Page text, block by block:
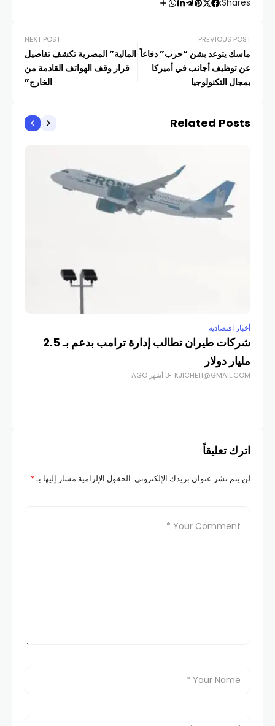
Shares:
PREVIOUS POST
ماسك يتوعد بشن “حرب” دفاعاً
عن توظيف أجانب في أميركا
بمجال التكنولوجيا
NEXT POST
المالية” المصرية تكشف تفاصيل
قرار وقف الهواتف القادمة من
الخارج”
Related Posts
أخبار اقتصادية
شركات طيران تطالب إدارة ترامب بدعم بـ 2.5
مليار دولار
KJICHE11@GMAIL.COM 3 أشهر AGO
اترك تعليقاً
لن يتم نشر عنوان بريدك الإلكتروني. الحقول الإلزامية مشار إليها بـ*